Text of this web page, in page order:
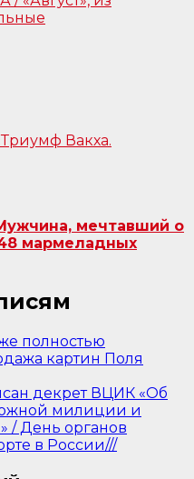
мечтавший о
мармеладных
полностью
картин Поля
декрет ВЦИК «Об
милиции и
/ День органов
в России///